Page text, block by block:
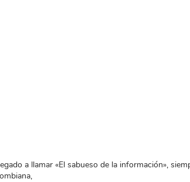
a llamar «El sabueso de la información»,